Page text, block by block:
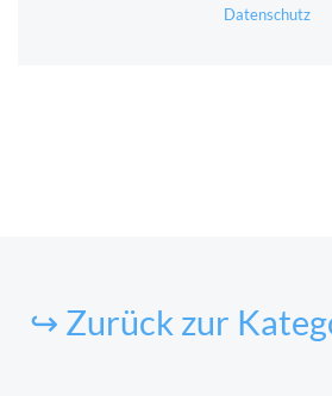
Datenschutz
↪ Zurück zur